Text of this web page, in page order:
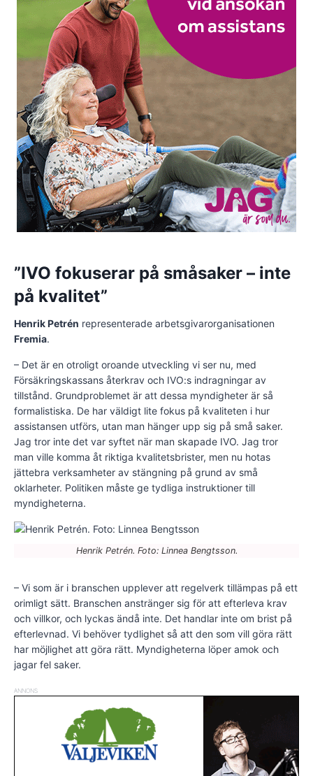
”IVO fokuserar på småsaker – inte
på kvalitet”
Henrik Petrén representerade arbetsgivarorganisationen
Fremia.
– Det är en otroligt oroande utveckling vi ser nu, med
Försäkringskassans återkrav och IVO:s indragningar av
tillstånd. Grundproblemet är att dessa myndigheter är så
formalistiska. De har väldigt lite fokus på kvaliteten i hur
assistansen utförs, utan man hänger upp sig på små saker.
Jag tror inte det var syftet när man skapade IVO. Jag tror
man ville komma åt riktiga kvalitetsbrister, men nu hotas
jättebra verksamheter av stängning på grund av små
oklarheter. Politiken måste ge tydliga instruktioner till
myndigheterna.
Henrik Petrén. Foto: Linnea Bengtsson.
– Vi som är i branschen upplever att regelverk tillämpas på ett
orimligt sätt. Branschen anstränger sig för att efterleva krav
och villkor, och lyckas ändå inte. Det handlar inte om brist på
efterlevnad. Vi behöver tydlighet så att den som vill göra rätt
har möjlighet att göra rätt. Myndigheterna löper amok och
jagar fel saker.
ANNONS